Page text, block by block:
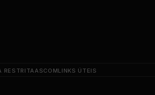
RESTRITA ASCOMLINKS ÚTEIS